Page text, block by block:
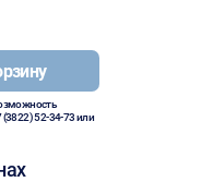
(3822) 52-34-73или